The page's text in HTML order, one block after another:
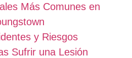
Más Comunes en
y Riesgos
Sufrir una Lesión